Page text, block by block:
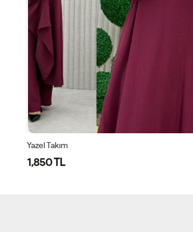
Yazel Takım
1,850 TL